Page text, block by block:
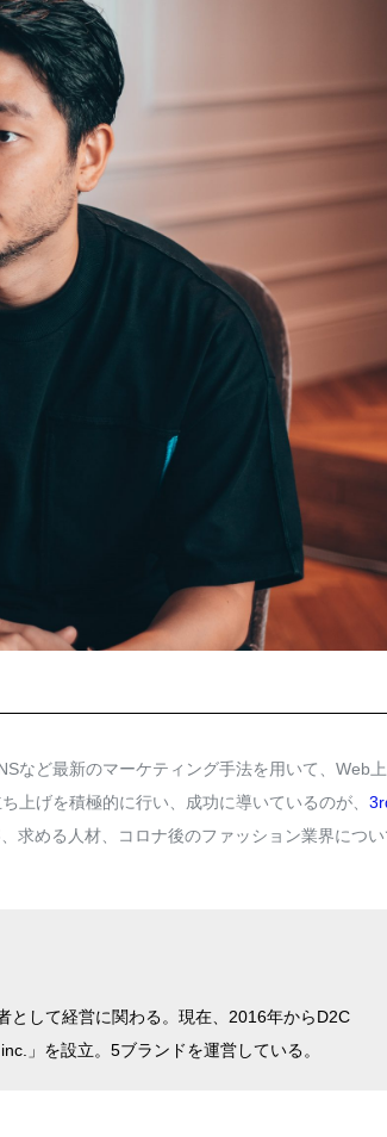
など最新のマーケティング手法を用いて、Web上
上げを積極的に行い、成功に導いているのが、
求める人材、コロナ後のファッション業界につい
として経営に関わる。現在、2016年からD2C
」を設立。5ブランドを運営している。